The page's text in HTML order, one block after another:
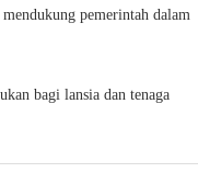
pemerintah dalam
bagi lansia dan tenaga